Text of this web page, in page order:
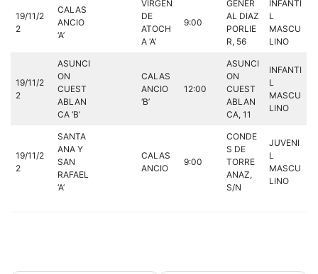
19/11/2
2
CALAS
ANCIO
‘A’
VIRGEN
DE
ATOCH
A ‘A’
9:00
GENER
AL DIAZ
PORLIE
R, 56
INFANTI
L
MASCU
LINO
19/11/2
2
ASUNCI
ON
CUEST
ABLAN
CA ‘B’
CALAS
ANCIO
‘B’
12:00
ASUNCI
ON
CUEST
ABLAN
CA, 11
INFANTI
L
MASCU
LINO
19/11/2
2
SANTA
ANA Y
SAN
RAFAEL
‘A’
CALAS
ANCIO
9:00
CONDE
S DE
TORRE
ANAZ,
S/N
JUVENI
L
MASCU
LINO